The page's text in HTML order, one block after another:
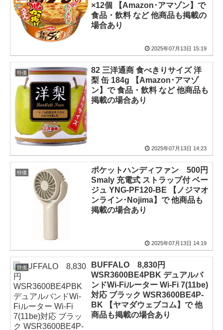
×12個 【Amazon･アマゾン】で
食品・飲料 など 他商品も掲載の
場合あり
2025年07月13日 15:19
特価
82 三洋通商 食べきりサイズ 洋
梨 缶 184g 【Amazon･アマゾ
ン】で 食品・飲料 など 他商品も
掲載の場合あり
2025年07月13日 14:23
特価
ポケットハンディファン 500円
Smaly 充電式 ストラップ付 ベー
ジュ YNG-PF120-BE 【ノジマオ
ンライン･Nojima】で 他商品も
掲載の場合あり
2025年07月13日 14:19
特価
BUFFALO 8,830円
WSR3600BE4PBK デュアルバ
ンドWi-Fiルーター Wi-Fi 7(11be)
対応 ブラック WSR3600BE4P-
BK 【ヤマダウェブコム】で 他
商品も掲載の場合あり